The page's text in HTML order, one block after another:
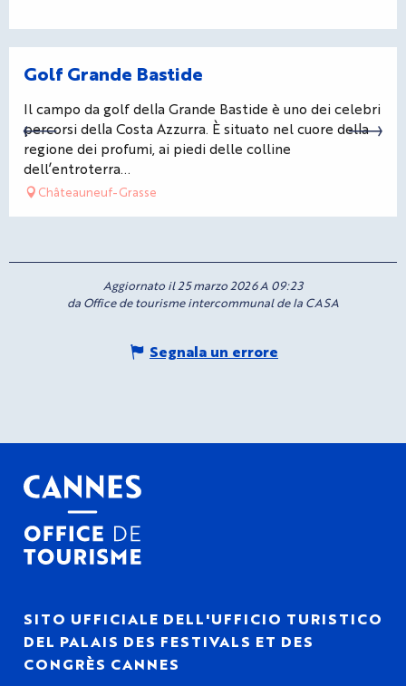
Golf Grande Bastide
Il campo da golf della Grande Bastide è uno dei celebri
percorsi della Costa Azzurra. È situato nel cuore della
regione dei profumi, ai piedi delle colline
dell’entroterra...
Châteauneuf-Grasse
Aggiornato il 25 marzo 2026 A 09:23
da Office de tourisme intercommunal de la CASA
Segnala un errore
SITO UFFICIALE DELL'UFFICIO TURISTICO
DEL PALAIS DES FESTIVALS ET DES
CONGRÈS CANNES